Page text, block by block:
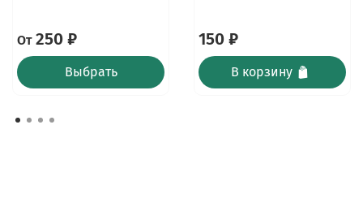
От250 ₽
Выбрать
150 ₽
В корзину